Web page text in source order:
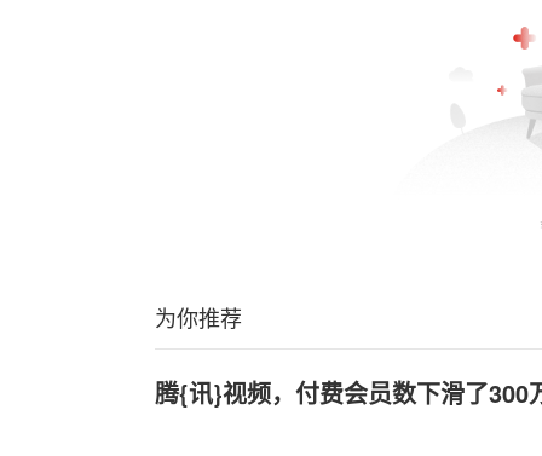
为你推荐
腾{讯}视频，付费会员数下滑了300